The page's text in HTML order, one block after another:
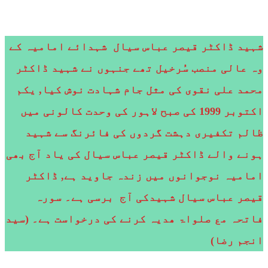
شہید ڈاکٹر قیصر عباس سیال شہدائے امامیہ کے
وہ عالی منصب سُرخیل تھے جنہوں نے شہید ڈاکٹر
محمد علی نقوی کی مثل جام شہادت نوش کیا, یکم
اکتوبر 1999 کی صبح لاہور کی وحدت کالونی میں
ظالم تکفیری دہشت گردوں کی فائرنگ سے شہید
ہونے والے ڈاکٹر قیصر عباس سیال کی یاد آج بھی
امامیہ نوجوانوں میں زندہ جاوید ہے, ڈاکٹر
قیصر عباس سیال شہیدکی آج برسی ہے۔ سورہ
فاتحہ مع صلواۃ ھدیہ کرنے کی درخواست ہے۔ (سید
انجم رضا)